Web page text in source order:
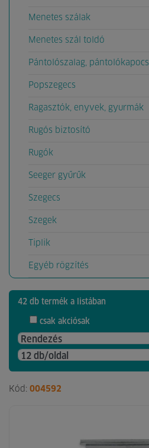
Menetes szálak
Menetes szál toldó
Pántolószalag, pántolókapocs
Popszegecs
Ragasztók, enyvek, gyurmák
Rugós biztosító
Rugók
Seeger gyűrűk
Szegecs
Szegek
Tiplik
Egyéb rögzítés
42 db termék a listában
csak akciósak
Kód: 004592